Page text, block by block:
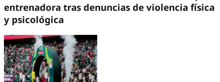
entrenadora tras denuncias de violencia física
y psicológica